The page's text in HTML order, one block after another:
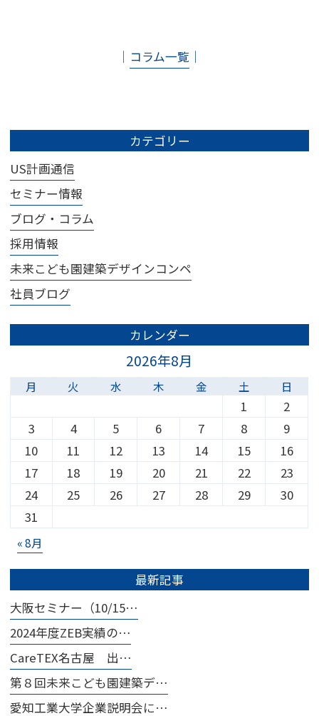
│ コラム一覧 │
カテゴリー
US計画通信
セミナー情報
ブログ・コラム
採用情報
未来こども園建築デザインコンペ
社員ブログ
カレンダー
2026年8月
月 火 水 木 金 土 日
« 8月
1
2
3
4 5 6 7 8
9
10
11 12 13 14 15
16
17
18 19 20 21 22
23
24
25 26 27 28 29
30
31
最新記事
大阪セミナー（10/15…
2024年度ZEB実績の…
CareTEX名古屋 出…
第８回未来こども園建築デ…
愛知工業大学企業説明会に…